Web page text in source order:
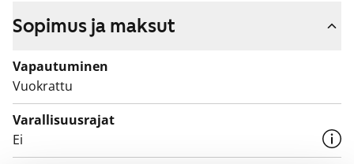
Sopimus ja maksut
Vapautuminen
Vuokrattu
Varallisuusrajat
Ei